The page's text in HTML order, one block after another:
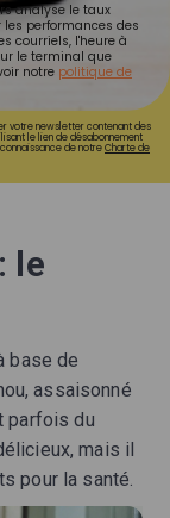
analyse le taux
performances des
courriels, l'heure à
le terminal que
notre politique de
votre newsletter contenant des
le lien de désabonnement
de notreCharte de
le
base de
assaisonné
parfois du
mais il
pour la santé.